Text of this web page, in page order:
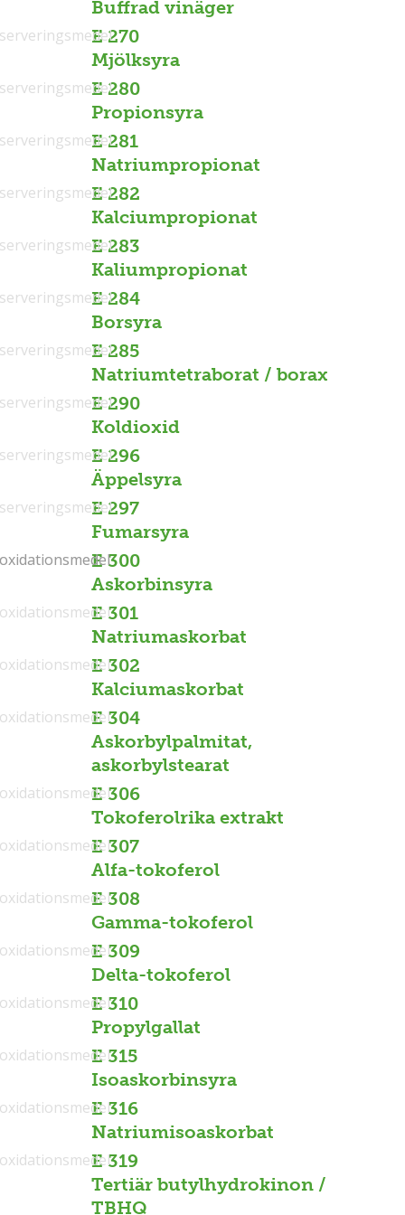
Buffrad vinäger
E 270
Mjölksyra
E 280
Propionsyra
E 281
Natriumpropionat
E 282
Kalciumpropionat
E 283
Kaliumpropionat
E 284
Borsyra
E 285
Natriumtetraborat / borax
E 290
Koldioxid
E 296
Äppelsyra
E 297
Fumarsyra
E 300
Askorbinsyra
E 301
Natriumaskorbat
E 302
Kalciumaskorbat
E 304
Askorbylpalmitat,
askorbylstearat
E 306
Tokoferolrika extrakt
E 307
Alfa-tokoferol
E 308
Gamma-tokoferol
E 309
Delta-tokoferol
E 310
Propylgallat
E 315
Isoaskorbinsyra
E 316
Natriumisoaskorbat
E 319
Tertiär butylhydrokinon /
TBHQ